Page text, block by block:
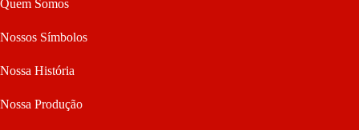
Quem Somos
Nossos Símbolos
Nossa História
Nossa Produção